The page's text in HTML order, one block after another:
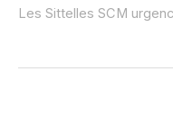
Les Sittelles SCM